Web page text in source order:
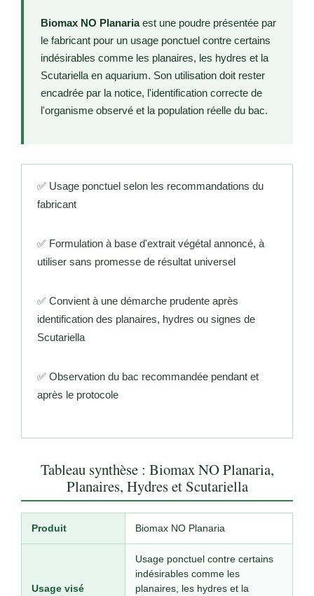
Biomax NO Planariaest une poudre présentée par
le fabricant pour un usage ponctuel contre certains
indésirables comme les planaires, les hydres et la
Scutariella en aquarium. Son utilisation doit rester
encadrée par la notice, l'identification correcte de
l'organisme observé et la population réelle du bac.
✅ Usage ponctuel selon les recommandations du
fabricant
✅ Formulation à base d'extrait végétal annoncé, à
utiliser sans promesse de résultat universel
✅ Convient à une démarche prudente après
identification des planaires, hydres ou signes de
Scutariella
✅ Observation du bac recommandée pendant et
après le protocole
Tableau synthèse : Biomax NO Planaria,
Planaires, Hydres et Scutariella
Produit Biomax NO Planaria
Usage visé
Usage ponctuel contre certains
indésirables comme les
planaires, les hydres et la